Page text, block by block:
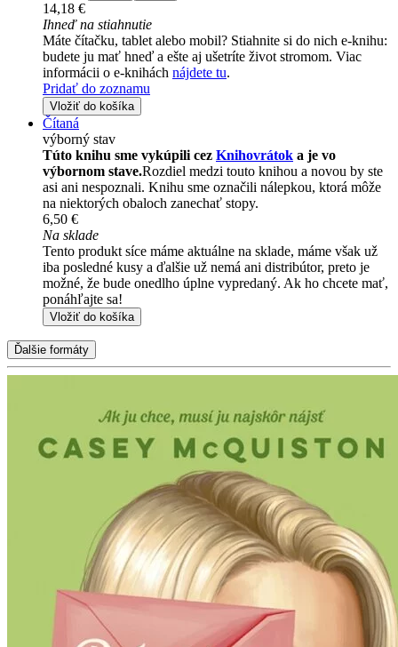
14,18 €
Ihneď na stiahnutie
Máte čítačku, tablet alebo mobil? Stiahnite si do nich e-knihu:
budete ju mať hneď a ešte aj ušetríte život stromom. Viac
informácii o e-knihách nájdete tu.
Pridať do zoznamu
Vložiť do košíka
Čítaná
výborný stav
Túto knihu sme vykúpili cez Knihovrátok a je vo
výbornom stave.Rozdiel medzi touto knihou a novou by ste
asi ani nespoznali. Knihu sme označili nálepkou, ktorá môže
na niektorých obaloch zanechať stopy.
6,50 €
Na sklade
Tento produkt síce máme aktuálne na sklade, máme však už
iba posledné kusy a ďalšie už nemá ani distribútor, preto je
možné, že bude onedlho úplne vypredaný. Ak ho chcete mať,
ponáhľajte sa!
Vložiť do košíka
Ďalšie formáty